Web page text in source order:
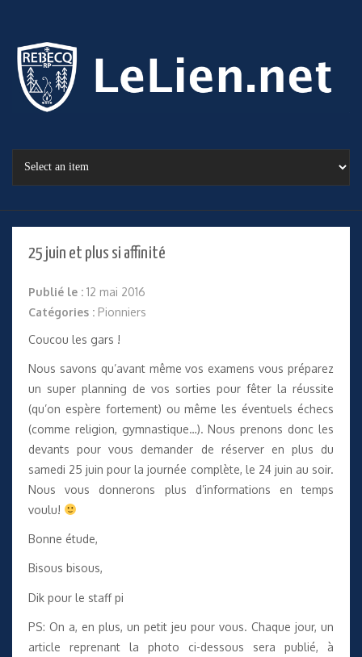
25 juin et plus si affinité
Publié le : 12 mai 2016
Catégories : Pionniers
Coucou les gars !
Nous savons qu’avant même vos examens vous préparez
un super planning de vos sorties pour fêter la réussite
(qu’on espère fortement) ou même les éventuels échecs
(comme religion, gymnastique…). Nous prenons donc les
devants pour vous demander de réserver en plus du
samedi 25 juin pour la journée complète, le 24 juin au soir.
Nous vous donnerons plus d’informations en temps
voulu!
Bonne étude,
Bisous bisous,
Dik pour le staff pi
PS: On a, en plus, un petit jeu pour vous. Chaque jour, un
article reprenant la photo ci-dessous sera publié, à